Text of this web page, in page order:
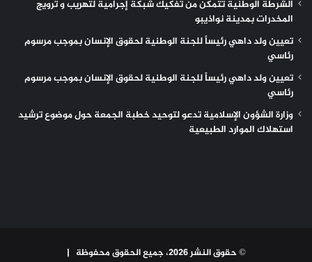
الشرطة الوطنية تتمكن من تفكيك شبكة إجرامية لتهريب و ترويج
المخدرات بمدينة نواذيبو
تعيين ولد داهي رئيساً للجنة الوطنية لحقوق الإنسان بموجب مرسوم
رئاسي
تعيين ولد داهي رئيساً للجنة الوطنية لحقوق الإنسان بموجب مرسوم
رئاسي
وزارة الشؤون الإسلامية تدعو لتوحيد خطبة الجمعة حول موضوع ترشيد
استهلاك الموارد الطبيعية
© حقوق النشر 2026، جميع الحقوق محفوظة |